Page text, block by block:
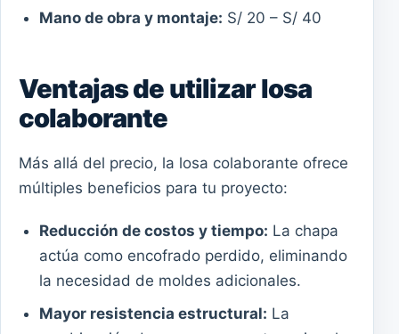
Mano de obra y montaje: S/ 20 – S/ 40
Ventajas de utilizar losa
colaborante
Más allá del precio, la losa colaborante ofrece
múltiples beneficios para tu proyecto:
Reducción de costos y tiempo: La chapa
actúa como encofrado perdido, eliminando
la necesidad de moldes adicionales.
Mayor resistencia estructural: La